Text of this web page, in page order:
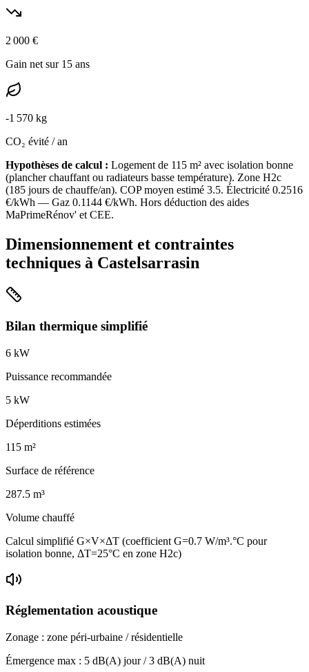
2 000 €
Gain net sur 15 ans
-1 570 kg
CO₂ évité / an
Hypothèses de calcul : Logement de 115 m² avec isolation bonne
(plancher chauffant ou radiateurs basse température). Zone H2c
(185 jours de chauffe/an). COP moyen estimé 3.5. Électricité 0.2516
€/kWh — Gaz 0.1144 €/kWh. Hors déduction des aides
MaPrimeRénov' et CEE.
Dimensionnement et contraintes
techniques à Castelsarrasin
Bilan thermique simplifié
6 kW
Puissance recommandée
5 kW
Déperditions estimées
115 m²
Surface de référence
287.5 m³
Volume chauffé
Calcul simplifié G×V×ΔT (coefficient G=0.7 W/m³.°C pour
isolation bonne, ΔT=25°C en zone H2c)
Réglementation acoustique
Zonage : zone péri-urbaine / résidentielle
Émergence max : 5 dB(A) jour /3 dB(A) nuit